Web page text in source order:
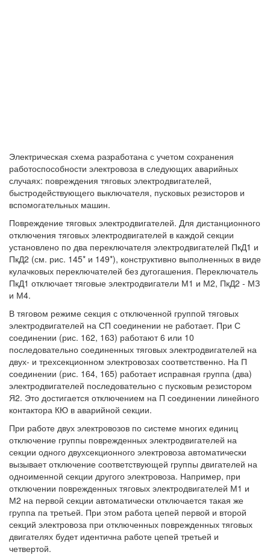
Электрическая схема разработана с учетом сохранения
работоспособности электровоза в следующих аварийных
случаях: повреждения тяговых электродвигателей,
быстродействующего выключателя, пусковых резисторов и
вспомогательных машин.
Повреждение тяговых электродвигателей. Для дистанционного
отключения тяговых электродвигателей в каждой секции
установлено по два переключателя электродвигателей ПкД1 и
ПкД2 (см. рис. 145* и 149*), конструктивно выполненных в виде
кулачковых переключателей без дугогашения. Переключатель
ПкД1 отключает тяговые электродвигатели М1 и М2, ПкД2 - МЗ
и М4.
В тяговом режиме секция с отключенной группой тяговых
электродвигателей на СП соединении не работает. При С
соединении (рис. 162, 163) работают 6 или 10
последовательно соединенных тяговых электродвигателей на
двух- и трехсекционном электровозах соответственно. На П
соединении (рис. 164, 165) работает исправная группа (два)
электродвигателей последовательно с пусковым резистором
Я2. Это достигается отключением на П соединении линейного
контактора КЮ в аварийной секции.
При работе двух электровозов по системе многих единиц
отключение группы поврежденных электродвигателей на
секции одного двухсекционного электровоза автоматически
вызывает отключение соответствующей группы двигателей на
одноименной секции другого электровоза. Например, при
отключении поврежденных тяговых электродвигателей М1 и
М2 на первой секции автоматически отключается такая же
группа па третьей. При этом работа цепей первой и второй
секций электровоза при отключенных поврежденных тяговых
двигателях будет идентична работе цепей третьей и
четвертой.